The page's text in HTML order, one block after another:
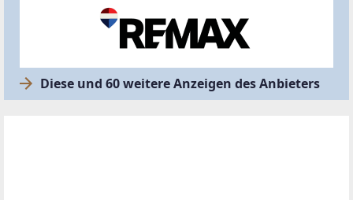
Diese und 60 weitere Anzeigen des Anbieters